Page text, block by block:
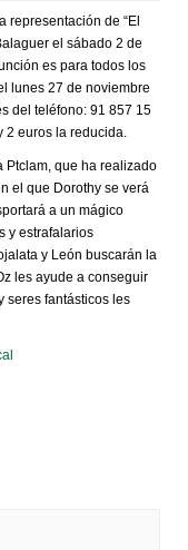
representación de “El
el sábado 2 de
es para todos los
lunes 27 de noviembre
del teléfono: 91 857 15
2 euros la reducida.
Ptclam, que ha realizado
el que Dorothy se verá
a un mágico
y estrafalarios
y León buscarán la
les ayude a conseguir
seres fantásticos les